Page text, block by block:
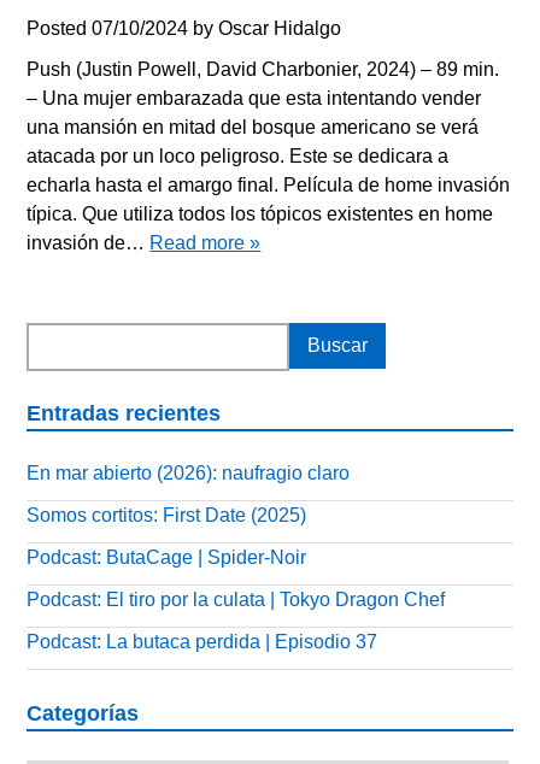
Posted07/10/2024 byOscar Hidalgo
Push (Justin Powell, David Charbonier, 2024) – 89 min.
– Una mujer embarazada que esta intentando vender
una mansión en mitad del bosque americano se verá
atacada por un loco peligroso. Este se dedicara a
echarla hasta el amargo final. Película de home invasión
típica. Que utiliza todos los tópicos existentes en home
invasión de… Read more »
Entradas recientes
En mar abierto (2026): naufragio claro
Somos cortitos: First Date (2025)
Podcast: ButaCage | Spider-Noir
Podcast: El tiro por la culata | Tokyo Dragon Chef
Podcast: La butaca perdida | Episodio 37
Categorías